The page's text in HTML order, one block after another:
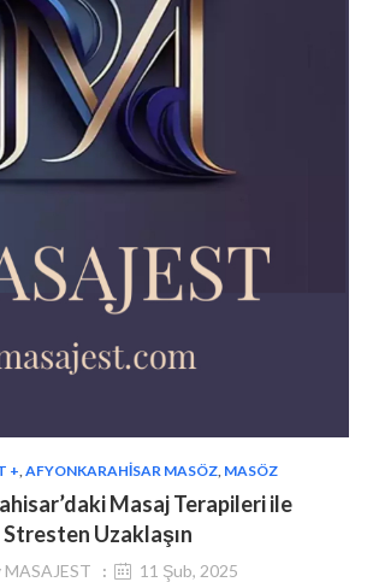
+ AFYONKARAHISAR MASÖZ, MASÖZ
Masaj Terapileri ile
Stresten Uzaklaşın
MASAJEST 11 Şub, 2025